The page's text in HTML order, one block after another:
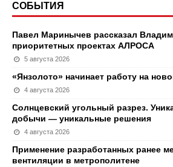
СОБЫТИЯ
Павел Маринычев рассказал
приоритетных проектах АЛРОСА
5 августа 2026
«Янзолото» начинает работу на
4 августа 2026
Солнцевский угольный разрез.
добычи — уникальные решения
4 августа 2026
Применение разработанных ранее
вентиляции в метрополитене